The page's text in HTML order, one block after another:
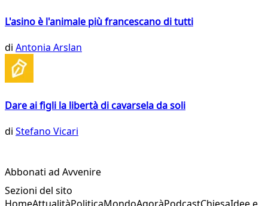
L'asino è l'animale più francescano di tutti
di Antonia Arslan
Dare ai figli la libertà di cavarsela da soli
di Stefano Vicari
Abbonati ad Avvenire
Sezioni del sito